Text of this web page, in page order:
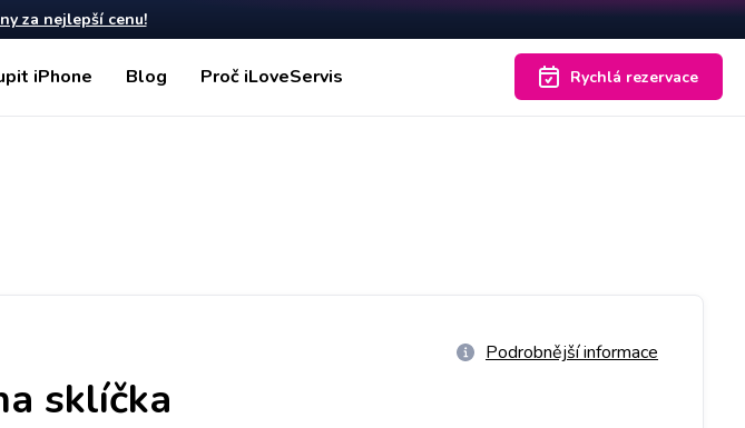
za nejlepší cenu!
iPhone Blog Proč iLoveServis Rychlá rezervace
Podrobnější informace
sklíčka